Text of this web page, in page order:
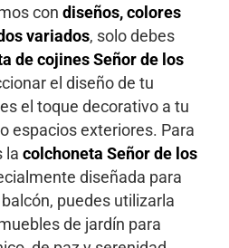
con diseños, colores
variados, solo debes
de cojines Señor de los
el diseño de tu
el toque decorativo a tu
espacios exteriores. Para
la colchoneta Señor de los
diseñada para
puedes utilizarla
de jardín para